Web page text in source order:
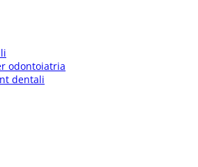
odontoiatria
dentali